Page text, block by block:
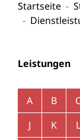
Startseite
Leistungen
A B
J
K L